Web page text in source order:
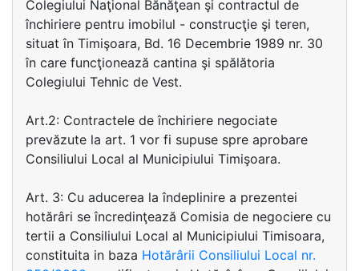
Colegiului Naţional Bănăţean şi contractul de
închiriere pentru imobilul - construcţie şi teren,
situat în Timişoara, Bd. 16 Decembrie 1989 nr. 30
în care funcţionează cantina şi spălătoria
Colegiului Tehnic de Vest.
Art.2: Contractele de închiriere negociate
prevăzute la art. 1 vor fi supuse spre aprobare
Consiliului Local al Municipiului Timişoara.
Art. 3: Cu aducerea la îndeplinire a prezentei
hotărâri se încredinţează Comisia de negociere cu
tertii a Consiliului Local al Municipiului Timisoara,
constituita in baza Hotărârii Consiliului Local nr.